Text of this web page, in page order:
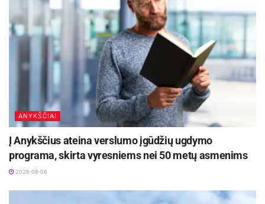
ANYKŠČIAI
Į Anykščius ateina verslumo įgūdžių ugdymo
programa, skirta vyresniems nei 50 metų asmenims
2026-08-06